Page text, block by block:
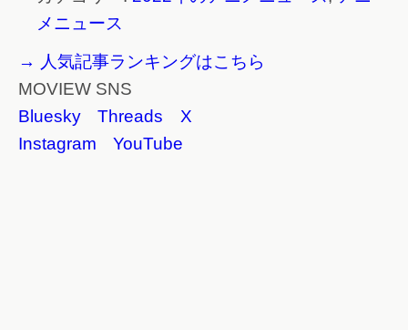
メニュース
→ 人気記事ランキングはこちら
MOVIEW SNS
Bluesky
Threads
X
Instagram
YouTube